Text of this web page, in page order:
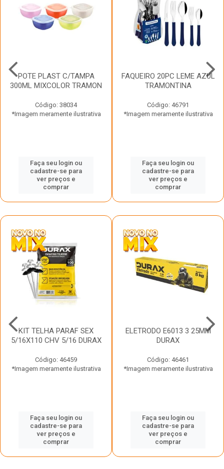
POTE PLAST C/TAMPA
300ML MIXCOLOR TRAMON
Código: 38034
*Imagem meramente ilustrativa
Faça seu login ou
cadastre-se para
ver preços e
comprar
FAQUEIRO 20PC LEME AZUL
TRAMONTINA
Código: 46791
*Imagem meramente ilustrativa
Faça seu login ou
cadastre-se para
ver preços e
comprar
KIT TELHA PARAF SEX
5/16X110 CHV 5/16 DURAX
Código: 46459
*Imagem meramente ilustrativa
Faça seu login ou
cadastre-se para
ver preços e
comprar
ELETRODO E6013 3 25MM
DURAX
Código: 46461
*Imagem meramente ilustrativa
Faça seu login ou
cadastre-se para
ver preços e
comprar